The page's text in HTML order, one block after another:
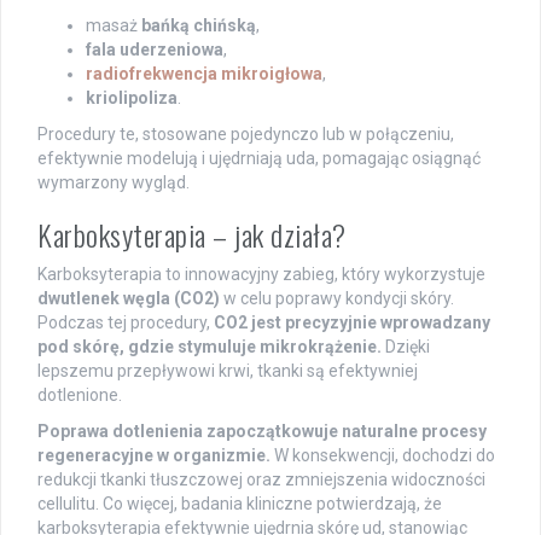
masaż bańką chińską,
fala uderzeniowa,
radiofrekwencja mikroigłowa,
kriolipoliza
Procedury te, stosowane pojedynczo lub w połączeniu,
efektywnie modelują i ujędrniają uda, pomagając osiągnąć
wymarzony wygląd.
Karboksyterapia – jak działa?
Karboksyterapia to innowacyjny zabieg, który wykorzystuje
dwutlenek węgla (CO2) w celu poprawy kondycji skóry.
Podczas tej procedury, CO2 jest precyzyjnie wprowadzany
pod skórę, gdzie stymuluje mikrokrążenie. Dzięki
lepszemu przepływowi krwi, tkanki są efektywniej
dotlenione.
Poprawa dotlenienia zapoczątkowuje naturalne procesy
regeneracyjne w organizmie. W konsekwencji, dochodzi do
redukcji tkanki tłuszczowej oraz zmniejszenia widoczności
cellulitu. Co więcej, badania kliniczne potwierdzają, że
karboksyterapia efektywnie ujędrnia skórę ud, stanowiąc